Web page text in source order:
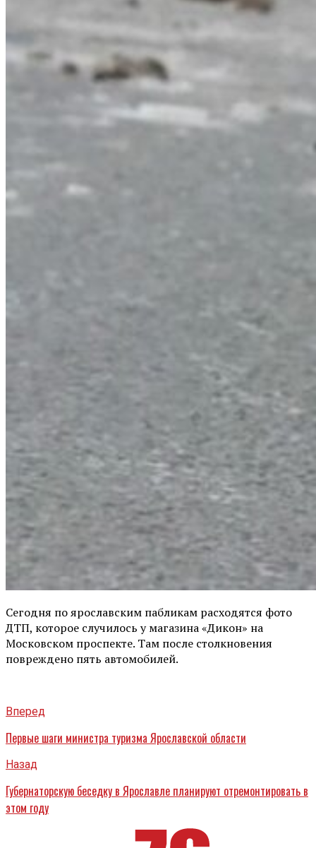
Сегодня по ярославским пабликам расходятся фото
ДТП, которое случилось у магазина «Дикон» на
Московском проспекте. Там после столкновения
повреждено пять автомобилей.
Вперед
Первые шаги министра туризма Ярославской области
Назад
Губернаторскую беседку в Ярославле планируют отремонтировать в
этом году